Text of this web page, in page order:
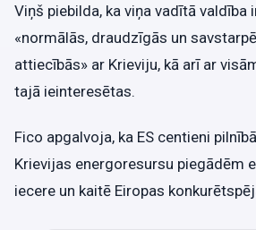
Viņš piebilda, ka viņa vadītā valdība
«normālās, draudzīgās un
attiecībās» ar Krieviju, kā arī ar
tajā ieinteresētas.
Fico apgalvoja, ka ES centieni
Krievijas energoresursu piegādēm
iecere un kaitē Eiropas